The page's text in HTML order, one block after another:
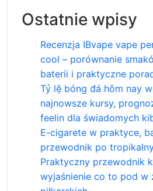
Ostatnie wpisy
Recenzja IBvape vape
cool – porównanie
baterii i praktyczne
Tỷ lệ bóng đá hôm nay
najnowsze kursy,
feelin dla świadomych
E-cigarete w praktyce,
przewodnik po
Praktyczny przewodnik
wyjaśnienie co to pod w